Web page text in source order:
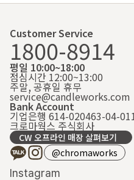
Customer Service
1800-8914
평일 10:00~18:00
점심시간 12:00~13:00
주말, 공휴일 휴무
service@candleworks.com
Bank Account
기업은행 614-020463-04-
크로마웍스 주식회사
CW 오프라인 매장 살펴보기
@chromaworks
Instagram